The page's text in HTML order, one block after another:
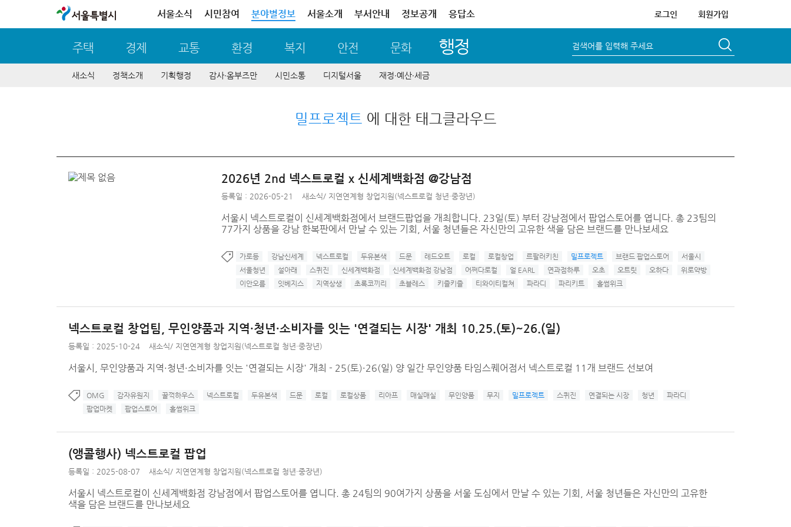
서울특별시 서울소식 시민참여 분야별정보 서울소개 부서안내 정보공개 응답소 로그인 회원가입
주택 경제 교통 환경 복지 안전 문화 행정 검색어를 입력해 주세요
새소식 정책소개 기획행정 감사∙옴부즈만 시민소통 디지털서울 재정∙예산∙세금
밀프로젝트 에 대한 태그클라우드
2026년 2nd 넥스트로컬 x 신세계백화점 @강남점
등록일 : 2026-05-21 새소식/ 지연연계형 창업지원(넥스트로컬 청년·중장년)
서울시 넥스트로컬이 신세계백화점에서 브랜드팝업을 개최합니다. 23일(토) 부터 강남점에서 팝업스토어를 엽니다. 총 23팀의
77가지 상품을 강남 한복판에서 만날 수 있는 기회, 서울 청년들은 자신만의 고유한 색을 담은 브랜드를 만나보세요
가로등 강남신세계 넥스트로컬 두유본색 드문 레드오트 로컬 로컬창업 르팔러키친 밀프로젝트 브랜드 팝업스토어
서울시
서울청년
설아래 스퀴진 신세계백화점 신세계백화점 강남점 어쩌다로컬 얼 EARL 연과점하루 오초 오트릿 오하다
위로약방
이안오름
잇베지스 지역상생 초록코끼리 초블레스 키즐키즐 티와이티컬쳐 파라디 파리키트 홀썸위크
넥스트로컬 창업팀, 무인양품과 지역·청년·소비자를 잇는 '연결되는 시장' 개최 10.25.(토)~26.(일)
등록일 : 2025-10-24 새소식/ 지연연계형 창업지원(넥스트로컬 청년·중장년)
서울시, 무인양품과 지역·청년·소비자를 잇는 '연결되는 시장' 개최 - 25(토)·26(일) 양 일간 무인양품 타임스퀘어점서 넥스트로컬 11개 브랜드 선보여
OMG 감자유원지 꿀꺽하우스 넥스트로컬 두유본색 드문 로컬 로컬상품 리아프 매실매실 무인양품 무지 밀프로젝트 스퀴진 연결되는 시장 청년
파라디
팝업마켓
팝업스토어 홀썸위크
(앵콜행사) 넥스트로컬 팝업
등록일 : 2025-08-07 새소식/ 지연연계형 창업지원(넥스트로컬 청년·중장년)
서울시 넥스트로컬이 신세계백화점 강남점에서 팝업스토어를 엽니다. 총 24팀의 90여가지 상품을 서울 도심에서 만날 수 있는 기회, 서울 청년들은 자신만의 고유한
색을 담은 브랜드를 만나보세요